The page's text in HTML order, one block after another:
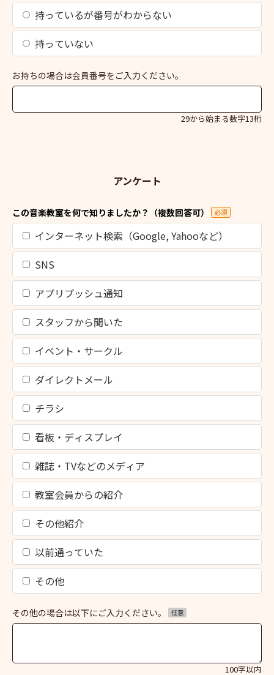
持っているが番号がわからない
持っていない
お持ちの場合は会員番号をご入力ください。
29から始まる数字13桁
アンケート
この音楽教室を何で知りましたか？（複数回答可） 必須
インターネット検索（Google, Yahooなど）
SNS
アプリプッシュ通知
スタッフから聞いた
イベント・サークル
ダイレクトメール
チラシ
看板・ディスプレイ
雑誌・TVなどのメディア
教室会員からの紹介
その他紹介
以前通っていた
その他
その他の場合は以下にご入力ください。 任意
100字以内